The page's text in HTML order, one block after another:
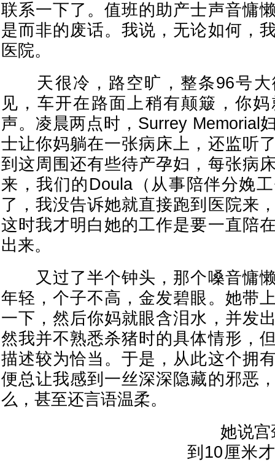
联系一下了。值班的助产士声音慵
是而非的废话。我说，无论如何，
医院。
天很冷，路空旷，整条96号大
见，车开在路面上稍有颠簸，你
声。凌晨两点时，Surrey Memorial
士让你妈躺在一张病床上，还监听
到这周围还有些待产孕妇，每张病
来，我们的Doula（从事陪伴分娩
了，我没告诉她就直接跑到医院来
这时我才明白她的工作是要一直陪
出来。
又过了半个钟头，那个嗓音慵懒
年轻，个子不高，金发碧眼。她带
一下，然后你妈就眼含泪水，并发
然我并不熟悉杀猪时的具体情形，
描述较为恰当。于是，从此这个拥
便总让我感到一丝深深隐藏的邪恶
么，甚至还言语温柔。
她说宫
到10厘米